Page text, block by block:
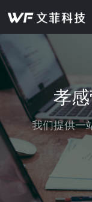
孝
我们提供一